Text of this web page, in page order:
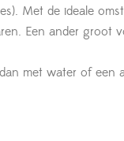
Met de ideale
Een ander groot
met water of een